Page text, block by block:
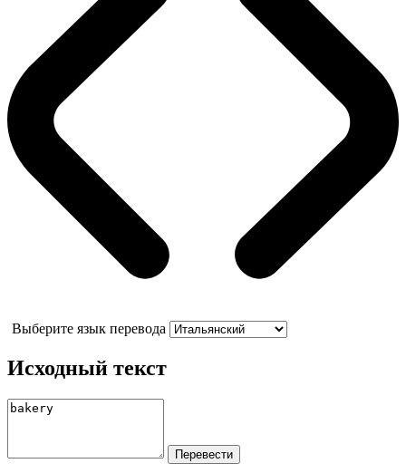
Выберите язык перевода
Исходный текст